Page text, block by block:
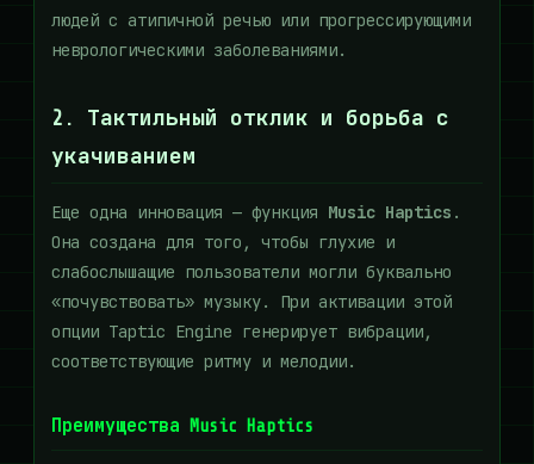
людей с атипичной речью или прогрессирующими
неврологическими заболеваниями.
2. Тактильный отклик и борьба с
укачиванием
Еще одна инновация — функция Music Haptics .
Она создана для того, чтобы глухие и
слабослышащие пользователи могли буквально
«почувствовать» музыку. При активации этой
опции Taptic Engine генерирует вибрации,
соответствующие ритму и мелодии.
Преимущества Music Haptics